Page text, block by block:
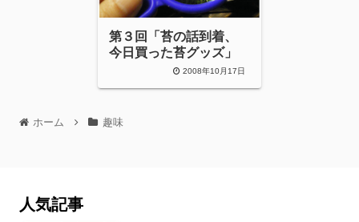
第３回「苔の話到着、
今日買った苔グッズ」
2008年10月17日
ホーム 趣味
人気記事